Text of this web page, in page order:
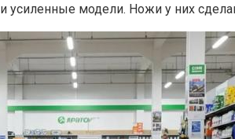
усиленные модели. Ножи у них